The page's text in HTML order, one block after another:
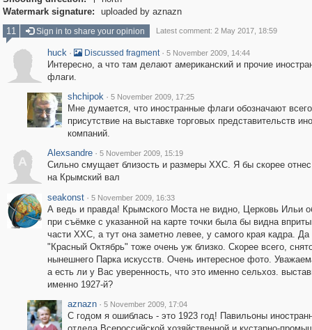
Watermark signature:
uploaded by aznazn
11
Sign in to share your opinion Latest comment: 2 May 2017, 18:59
huck · Discussed fragment · 5 November 2009, 14:44
Интересно, а что там делают американский и прочие
флаги.
shchipok · 5 November 2009, 17:25
Мне думается, что иностранные флаги обозначают
присутствие на выставке торговых представительств
компаний.
A
Alexsandre · 5 November 2009, 15:19
Сильно смущает близость и размеры ХХС. Я бы скорее
на Крымский вал
seakonst · 5 November 2009, 16:33
А ведь и правда! Крымского Моста не видно, Церковь Ильи
при съёмке с указанной на карте точки была бы видна
части ХХС, а тут она заметно левее, у самого края кадра. Да
"Красный Октябрь" тоже очень уж близко. Скорее всего,
нынешнего Парка искусств. Очень интересное фото.
а есть ли у Вас уверенность, что это именно сельхоз.
именно 1927-й?
aznazn · 5 November 2009, 17:04
С годом я ошиблась - это 1923 год! Павильоны